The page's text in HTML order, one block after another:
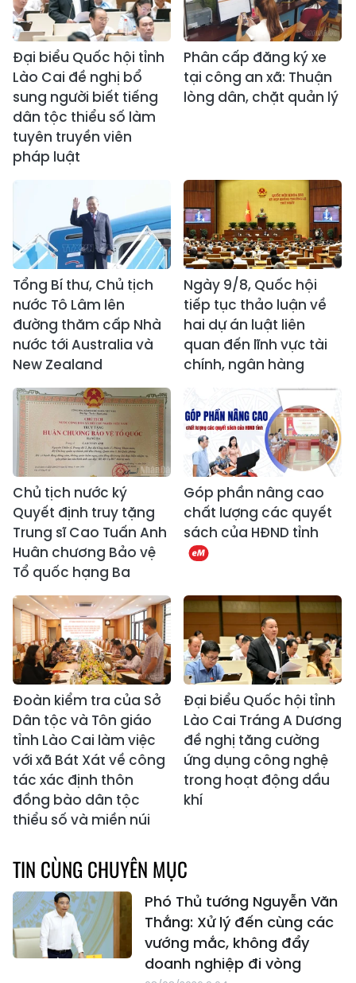
Đại biểu Quốc hội tỉnh
Lào Cai đề nghị bổ
sung người biết tiếng
dân tộc thiểu số làm
tuyên truyền viên
pháp luật
Phân cấp đăng ký xe
tại công an xã: Thuận
lòng dân, chặt quản lý
Tổng Bí thư, Chủ tịch
nước Tô Lâm lên
đường thăm cấp Nhà
nước tới Australia và
New Zealand
Ngày 9/8, Quốc hội
tiếp tục thảo luận về
hai dự án luật liên
quan đến lĩnh vực tài
chính, ngân hàng
Chủ tịch nước ký
Quyết định truy tặng
Trung sĩ Cao Tuấn Anh
Huân chương Bảo vệ
Tổ quốc hạng Ba
Góp phần nâng cao
chất lượng các quyết
sách của HĐND tỉnh
Đoàn kiểm tra của Sở
Dân tộc và Tôn giáo
tỉnh Lào Cai làm việc
với xã Bát Xát về công
tác xác định thôn
đồng bào dân tộc
thiểu số và miền núi
Đại biểu Quốc hội tỉnh
Lào Cai Tráng A Dương
đề nghị tăng cường
ứng dụng công nghệ
trong hoạt động dầu
khí
TIN CÙNG CHUYÊN MỤC
Phó Thủ tướng Nguyễn Văn
Thắng: Xử lý đến cùng các
vướng mắc, không đẩy
doanh nghiệp đi vòng